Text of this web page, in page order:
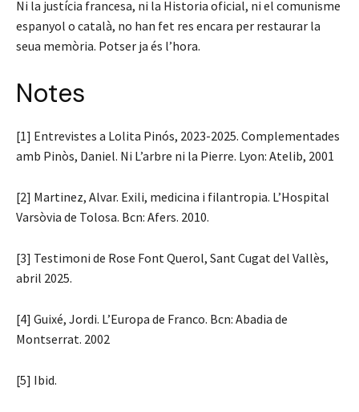
Ni la justícia francesa, ni la Historia oficial, ni el comunisme
espanyol o català, no han fet res encara per restaurar la
seua memòria. Potser ja és l’hora.
Notes
[1] Entrevistes a Lolita Pinós, 2023-2025. Complementades
amb Pinòs, Daniel. Ni L’arbre ni la Pierre. Lyon: Atelib, 2001
[2] Martinez, Alvar. Exili, medicina i filantropia. L’Hospital
Varsòvia de Tolosa. Bcn: Afers. 2010.
[3] Testimoni de Rose Font Querol, Sant Cugat del Vallès,
abril 2025.
[4] Guixé, Jordi. L’Europa de Franco. Bcn: Abadia de
Montserrat. 2002
[5] Ibid.